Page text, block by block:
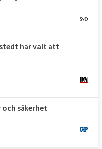
får också mer
bidrag av
betänkandena
grupperna.
in olika
måste
har valt att
säkerhet